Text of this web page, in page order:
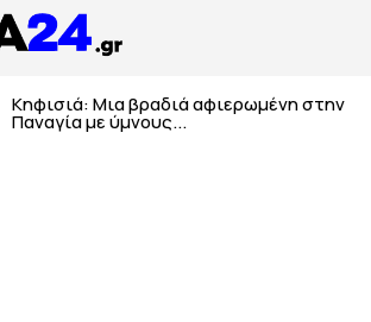
Κηφισιά: Μια βραδιά αφιερωμένη στην
Παναγία με ύμνους...